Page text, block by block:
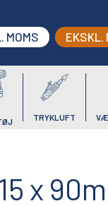
MOMS EKSKL.
TRYKLUFT
x